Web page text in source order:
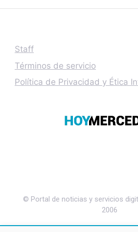
Staff
Términos de servicio
Política de Privacidad y Ética
© Portal de noticias y servicios
2006